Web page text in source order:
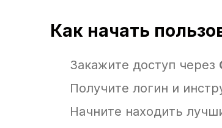
Как начать
Закажите доступ через
Получите логин и
Начните находить